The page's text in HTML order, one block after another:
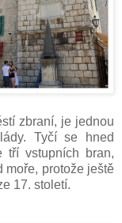
zbraní, je jednou
Tyčí se hned
tří vstupních bran,
moře, protože ještě
17. století.